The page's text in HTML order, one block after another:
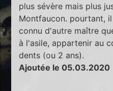
plus sévère mais plus
Montfaucon. pourtant,
connu d'autre maître
à l'asile, appartenir au
dents (ou 2 ans).
Ajoutée le 05.03.2020